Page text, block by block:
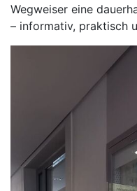
Wegweiser eine
– informativ, praktisch